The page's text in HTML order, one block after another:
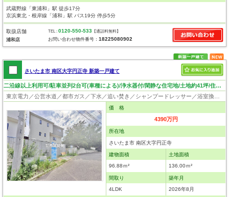
武蔵野線「東浦和」駅 徒歩17分
京浜東北・根岸線「浦和」駅 バス19分 停歩5分
取扱店舗
浦和店
TEL :0120-550-533 【通話料無料】
お問い合わせ物件番号：18225080902
さいたま市 南区大字円正寺 新築一戸建て
二沿線以上利用可/駐車並列2台可(車種による)/浄水器付/閑静な住宅地/土地約41坪/住環境・日当り良好！
価 格
4390万円
所在地
さいたま市 南区大字円正寺
建物面積
96.88ｍ²
土地面積
136.00ｍ²
間取り
4LDK
築年月
2026年8月